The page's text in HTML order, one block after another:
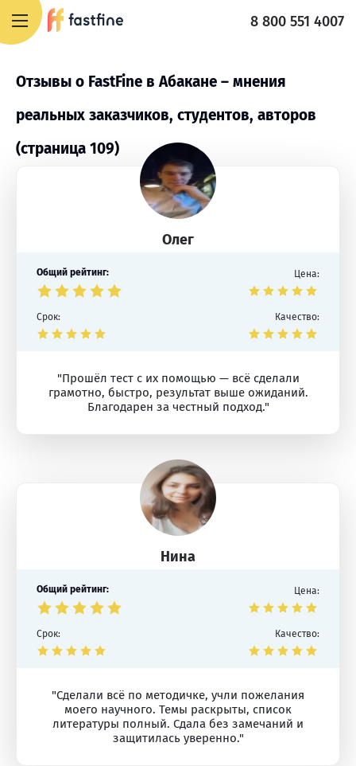
8 800 551 4007
Отзывы о FastFine в Абакане – мнения
реальных заказчиков, студентов, авторов
(страница 109)
Олег
Общий рейтинг: Цена:
Срок: Качество:
"Прошёл тест с их помощью — всё сделали
грамотно, быстро, результат выше ожиданий.
Благодарен за честный подход."
Нина
Общий рейтинг: Цена:
Срок: Качество:
"Сделали всё по методичке, учли пожелания
моего научного. Темы раскрыты, список
литературы полный. Сдала без замечаний и
защитилась уверенно."